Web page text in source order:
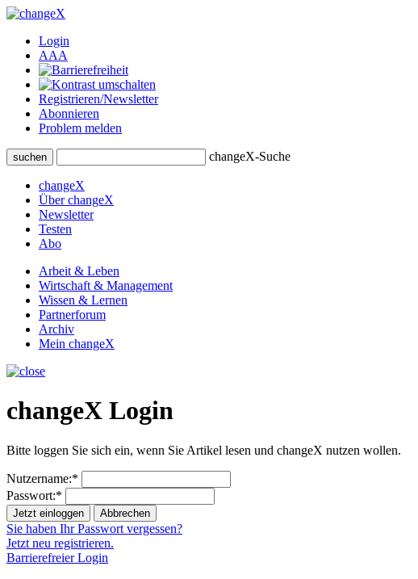
Login
AAA
Registrieren/Newsletter
Abonnieren
Problem melden
suchen changeX-Suche
changeX
Über changeX
Newsletter
Testen
Abo
Arbeit & Leben
Wirtschaft & Management
Wissen & Lernen
Partnerforum
Archiv
Mein changeX
changeX Login
Bitte loggen Sie sich ein, wenn Sie Artikel lesen und changeX nutzen wollen.
Nutzername:*
Passwort:*
Jetzt einloggen Abbrechen
Sie haben Ihr Passwort vergessen?
Jetzt neu registrieren.
Barrierefreier Login